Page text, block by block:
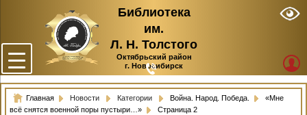
Библиотека
им.
Л. Н. Толстого
Октябрьский район
г. Новосибирск
Главная Новости Категории Война. Народ. Победа.
«Мне
всё снятся военной поры пустыри…»
Страница 2